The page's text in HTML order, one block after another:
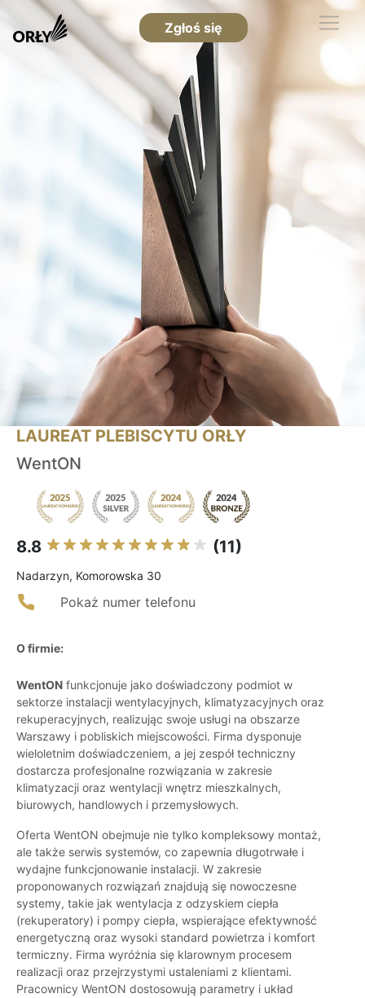
Zgłoś się
LAUREAT PLEBISCYTU ORŁY
WentON
8.8 (11)
Nadarzyn, Komorowska 30
Pokaż numer telefonu
O firmie:
WentON funkcjonuje jako doświadczony podmiot w
sektorze instalacji wentylacyjnych, klimatyzacyjnych oraz
rekuperacyjnych, realizując swoje usługi na obszarze
Warszawy i pobliskich miejscowości. Firma dysponuje
wieloletnim doświadczeniem, a jej zespół techniczny
dostarcza profesjonalne rozwiązania w zakresie
klimatyzacji oraz wentylacji wnętrz mieszkalnych,
biurowych, handlowych i przemysłowych.
Oferta WentON obejmuje nie tylko kompleksowy montaż,
ale także serwis systemów, co zapewnia długotrwałe i
wydajne funkcjonowanie instalacji. W zakresie
proponowanych rozwiązań znajdują się nowoczesne
systemy, takie jak wentylacja z odzyskiem ciepła
(rekuperatory) i pompy ciepła, wspierające efektywność
energetyczną oraz wysoki standard powietrza i komfort
termiczny. Firma wyróżnia się klarownym procesem
realizacji oraz przejrzystymi ustaleniami z klientami.
Pracownicy WentON dostosowują parametry i układ